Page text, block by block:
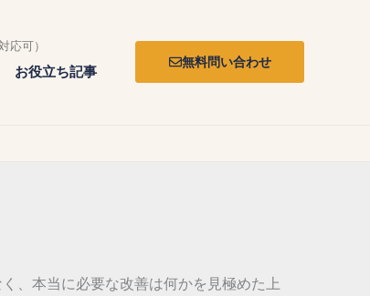
応可）
お役立ち記事
無料問い合わせ
、本当に必要な改善は何かを見極めた上